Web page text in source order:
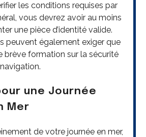
les conditions requises par
vous devrez avoir au moins
une pièce d’identité valide.
peuvent également exiger que
brève formation sur la sécurité
une Journée
Mer
de votre journée en mer,